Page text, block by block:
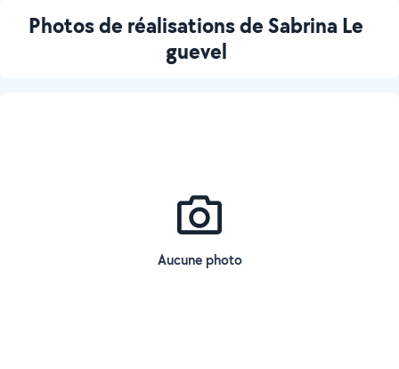
Photos de réalisations de Sabrina Le
guevel
Aucune photo